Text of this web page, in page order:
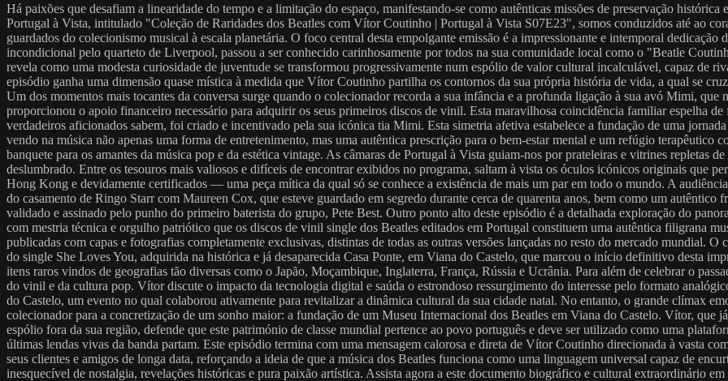
Há paixões que desafiam a linearidade do tempo e a limitação do espaço, manifestando-se como autênticas missões de preservação
Portugal à Vista, intitulado "Coleção de Raridades dos Beatles com Vítor Coutinho | Portugal à Vista S07E23", somos conduzidos até ao
guardados do colecionismo musical à escala planetária. O foco central desta empolgante emissão é a impressionante e intemporal
incondicional pelo quarteto de Liverpool, passou a ser conhecido carinhosamente por todos na sua comunidade local como o "Beatle
revela como uma modesta curiosidade de juventude se transformou progressivamente num espólio de valor cultural incalculável, capaz de
episódio ganha uma dimensão quase mística à medida que Vítor Coutinho partilha os contornos da sua própria história de vida, a qual se
Um dos momentos mais tocantes da conversa surge quando o colecionador recorda a sua infância e a profunda ligação à sua avó Mimi,
proporcionou o apoio financeiro necessário para adquirir os seus primeiros discos de vinil. Esta maravilhosa coincidência familiar espelha
verdadeiros aficionados sabem, foi criado e incentivado pela sua icónica tia Mimi. Esta simetria afetiva estabelece a fundação de uma
vendo na música não apenas uma forma de entretenimento, mas uma autêntica prescrição para o bem-estar mental e um refúgio terapêutico
banquete para os amantes da música pop e da estética vintage. As câmaras de Portugal à Vista guiam-nos por prateleiras e vitrines repletas
deslumbrado. Entre os tesouros mais valiosos e difíceis de encontrar exibidos no programa, saltam à vista os óculos icónicos originais que
Hong Kong e devidamente certificados — uma peça mítica da qual só se conhece a existência de mais um par em todo o mundo. A
do casamento de Ringo Starr com Maureen Cox, que esteve guardado em segredo durante cerca de quarenta anos, bem como um
validado e assinado pelo punho do primeiro baterista do grupo, Pete Best. Outro ponto alto deste episódio é a detalhada exploração do
com mestria técnica e orgulho patriótico que os discos de vinil single dos Beatles editados em Portugal constituem uma autêntica filigrana
publicadas com capas e fotografias completamente exclusivas, distintas de todas as outras versões lançadas no resto do mercado mundial.
do single She Loves You, adquirida na histórica e já desaparecida Casa Ponte, em Viana do Castelo, que marcou o início definitivo desta
itens raros vindos de geografias tão diversas como o Japão, Moçambique, Inglaterra, França, Rússia e Ucrânia. Para além de celebrar o
do vinil e da cultura pop. Vítor discute o impacto da tecnologia digital e saúda o estrondoso ressurgimento do interesse pelo formato
do Castelo, um evento no qual colaborou ativamente para revitalizar a dinâmica cultural da sua cidade natal. No entanto, o grande clímax
colecionador para a concretização de um sonho maior: a fundação de um Museu Internacional dos Beatles em Viana do Castelo. Vítor, que
espólio fora da sua região, defende que este património de classe mundial pertence ao povo português e deve ser utilizado como uma
últimas lendas vivas da banda partam. Este episódio termina com uma mensagem calorosa e direta de Vítor Coutinho direcionada à vasta
seus clientes e amigos de longa data, reforçando a ideia de que a música dos Beatles funciona como uma linguagem universal capaz de
inesquecível de nostalgia, revelações históricas e pura paixão artística. Assista agora a este documento biográfico e cultural extraordinário